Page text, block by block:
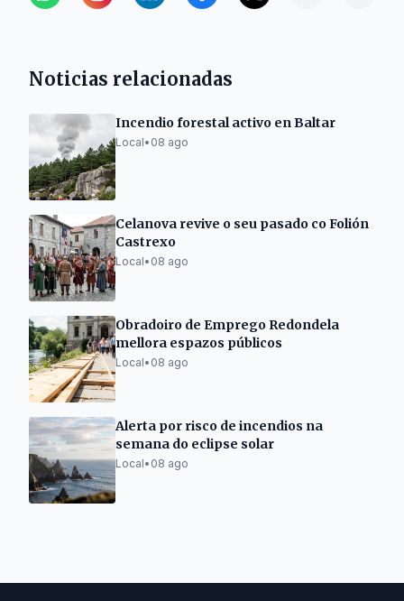
Noticias relacionadas
Incendio forestal activo en Baltar
Local• 08 ago
Celanova revive o seu pasado co Folión
Castrexo
Local• 08 ago
Obradoiro de Emprego Redondela
mellora espazos públicos
Local• 08 ago
Alerta por risco de incendios na
semana do eclipse solar
Local• 08 ago